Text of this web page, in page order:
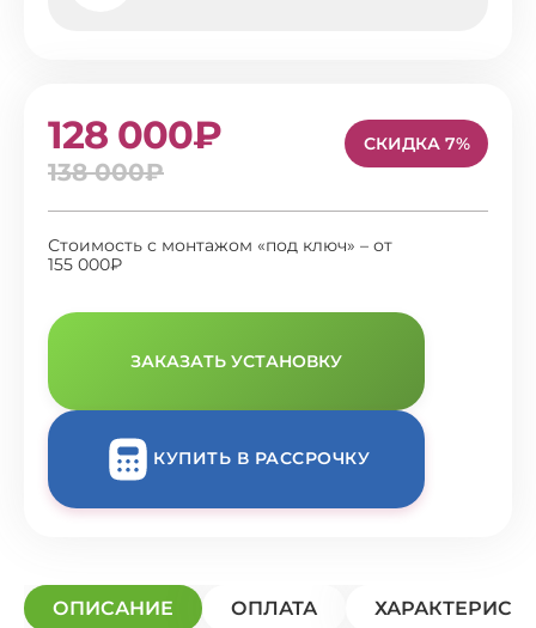
128 000₽
138 000₽
СКИДКА 7%
Стоимость с монтажом «под ключ» – от
155 000₽
ЗАКАЗАТЬ УСТАНОВКУ
КУПИТЬ В РАССРОЧКУ
ОПИСАНИЕ ОПЛАТА